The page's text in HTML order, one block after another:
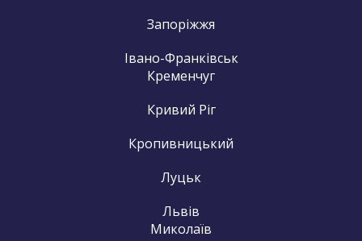
Запоріжжя
Івано-Франківськ
Кременчуг
Кривий Ріг
Кропивницький
Луцьк
Львів
Миколаїв